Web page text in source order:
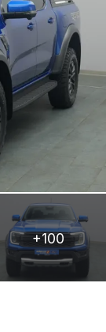
+100